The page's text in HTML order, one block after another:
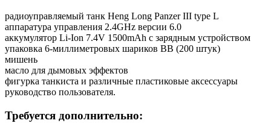
радиоуправляемый танк Heng Long Panzer III type L
аппаратура управления 2.4GHz версии 6.0
аккумулятор Li-Ion 7.4V 1500mAh с зарядным устройством
упаковка 6-миллиметровых шариков ВВ (200 штук)
мишень
масло для дымовых эффектов
фигурка танкиста и различные пластиковые аксессуары
руководство пользователя.
Требуется дополнительно: